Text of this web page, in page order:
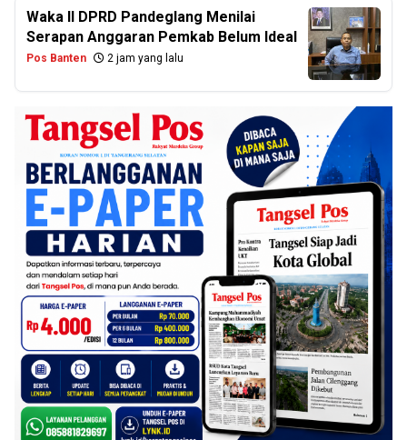
Waka II DPRD Pandeglang Menilai
Serapan Anggaran Pemkab Belum Ideal
Pos Banten 2 jam yang lalu